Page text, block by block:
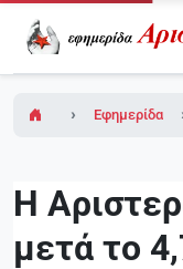
Εφημερίδα
Η
μετά το